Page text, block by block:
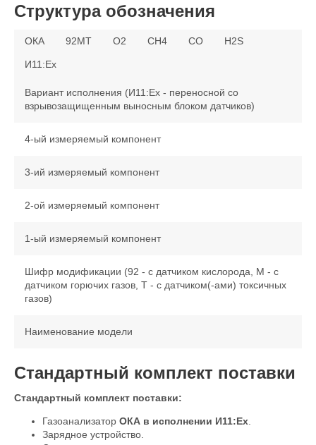
Структура обозначения
ОКА 92МТ O2 CH4 CO H2S
И11:Ex
Вариант исполнения (И11:Ex - переносной со
взрывозащищенным выносным блоком датчиков)
4-ый измеряемый компонент
3-ий измеряемый компонент
2-ой измеряемый компонент
1-ый измеряемый компонент
Шифр модификации (92 - с датчиком кислорода, М - с
датчиком горючих газов, Т - с датчиком(-ами) токсичных
газов)
Наименование модели
Стандартный комплект поставки
Стандартный комплект поставки:
Газоанализатор ОКА в исполнении И11:Ex
Зарядное устройство.